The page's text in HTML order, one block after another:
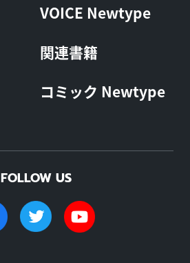
VOICE Newtype
関連書籍
コミック Newtype
FOLLOW US